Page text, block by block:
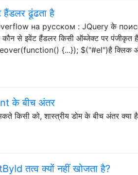
ढूंढता है
на русском : JQuery के
से इवेंट हैंडलर किसी ऑब्जेक्ट पर पंजीकृत
{...}); $("#el")है क्लिक
के बीच अंतर
किसी को, शास्त्रीय डोम के बीच अंतर क्या
तत्व क्यों नहीं खोजता है?